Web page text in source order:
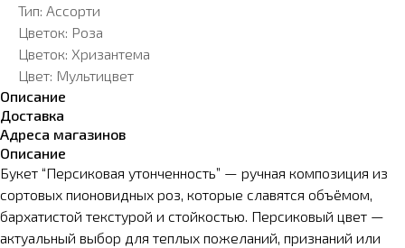
Тип: Ассорти
Цветок: Роза
Цветок: Хризантема
Цвет: Мультицвет
Описание
Доставка
Адреса магазинов
Описание
Букет “Персиковая утонченность” — ручная композиция из
сортовых пионовидных роз, которые славятся объёмом,
бархатистой текстурой и стойкостью. Персиковый цвет —
актуальный выбор для теплых пожеланий, признаний или